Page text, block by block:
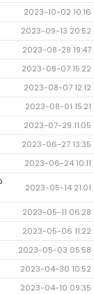
2023-10-02 10:16
2023-09-13 20:52
2023-08-28 19:47
2023-08-07 15:22
2023-08-07 12:12
2023-08-01 15:21
2023-07-29 11:05
2023-06-27 13:35
2023-06-24 10:11
2023-05-14 21:01
2023-05-11 06:28
2023-05-06 11:22
2023-05-03 05:58
2023-04-30 10:52
2023-04-10 09:35